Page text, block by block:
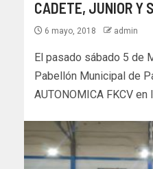
CADETE, JUNIOR Y
6 mayo, 2018 admin
El pasado sábado 5 de
Pabellón Municipal de
AUTONOMICA FKCV en